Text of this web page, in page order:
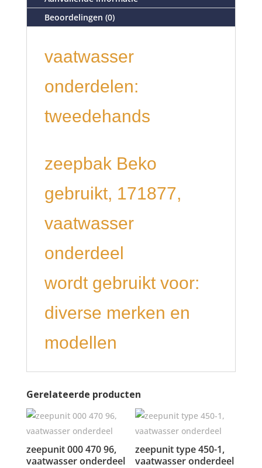
Beoordelingen (0)
vaatwasser
onderdelen:
tweedehands
zeepbak Beko
gebruikt, 171877,
vaatwasser
onderdeel
wordt gebruikt voor:
diverse merken en
modellen
Gerelateerde producten
zeepunit 000 470 96,
vaatwasser onderdeel
zeepunit type 450-1,
vaatwasser onderdeel